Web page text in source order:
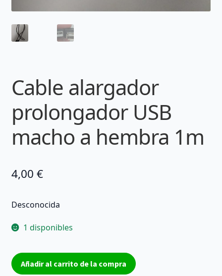
Cable alargador
prolongador USB
macho a hembra 1m
4,00 €
Desconocida
1 disponibles
Cable
alargador
Añadir al carrito de la compra